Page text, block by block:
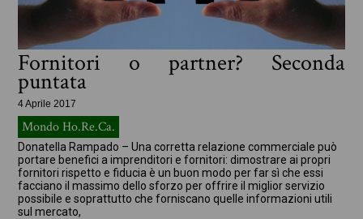
Fornitori o partner? Seconda
puntata
4 Aprile 2017
Mondo Ho.Re.Ca.
Donatella Rampado – Una corretta relazione commerciale può
portare benefici a imprenditori e fornitori: dimostrare ai propri
fornitori rispetto e fiducia è un buon modo per far sì che essi
facciano il massimo dello sforzo per offrire il miglior servizio
possibile e soprattutto che forniscano quelle informazioni utili
sul mercato,